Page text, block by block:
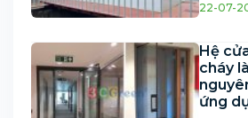
22-07-
Hệ
cháy
ứng